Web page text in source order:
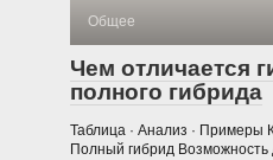
Общее
Чем отличается
полного гибрида
Таблица · Анализ · Примеры
Полный гибрид Возможность